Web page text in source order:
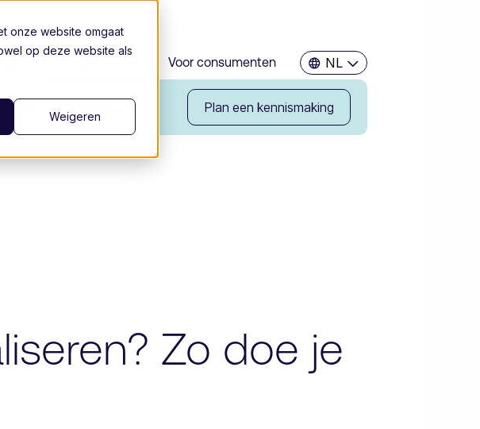
onze website omgaat
op deze website als
Weigeren
Voor consumenten NL
Plan een kennismaking
Zo doe je